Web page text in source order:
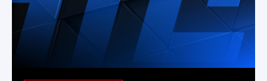
Лига Европы УЕФА
Лига конференций УЕФА
Лига 1, Чемпионат Франции